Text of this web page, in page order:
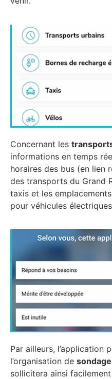
Concernant les
informations en temps
horaires des bus (en lien
des transports du Grand
taxis et les
pour véhicules électriques
Par ailleurs, l’application
l’organisation de
sollicitera ainsi